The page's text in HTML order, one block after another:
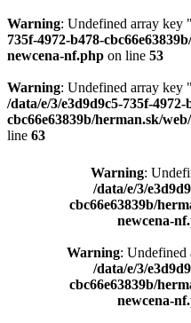
Warning: Undefined array key
735f-4972-b478-
newcena-nf.php on line 53
Warning: Undefined array key
/data/e/3/e3d9d9c5-735f-4972-
cbc66e63839b/herman.sk/
line 63
Warning:
/data/e/3/
cbc66e63839b/
newcena-
Warning: Undefined
/data/e/3/
cbc66e63839b/
newcena-